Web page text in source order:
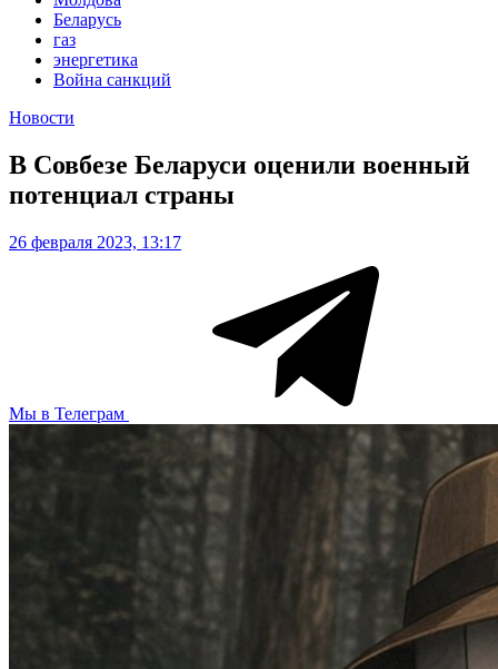
Беларусь
газ
энергетика
Война санкций
Новости
В Совбезе Беларуси оценили военный
потенциал страны
26 февраля 2023, 13:17
Мы в Телеграм